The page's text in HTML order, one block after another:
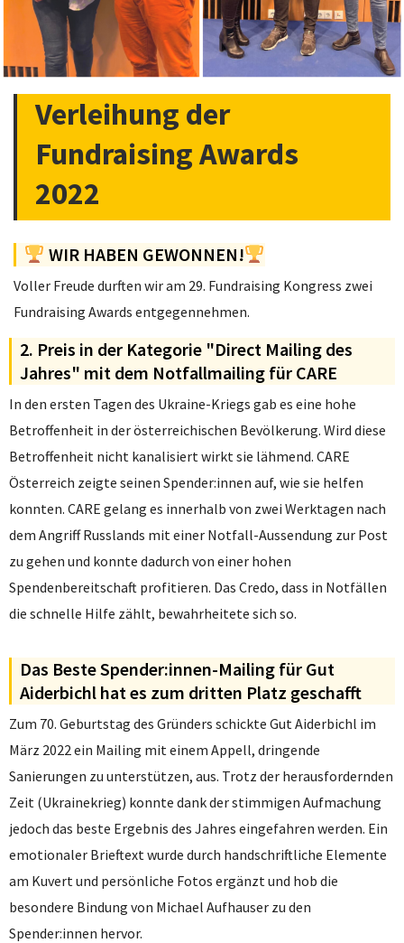
Verleihung der
Fundraising Awards
2022
WIR HABEN GEWONNEN!
Voller Freude durften wir am 29. Fundraising Kongress zwei
Fundraising Awards entgegennehmen.
2. Preis in der Kategorie "Direct Mailing des
Jahres" mit dem Notfallmailing für CARE
In den ersten Tagen des Ukraine-Kriegs gab es eine hohe
Betroffenheit in der österreichischen Bevölkerung. Wird diese
Betroffenheit nicht kanalisiert wirkt sie lähmend. CARE
Österreich zeigte seinen Spender:innen auf, wie sie helfen
konnten. CARE gelang es innerhalb von zwei Werktagen nach
dem Angriff Russlands mit einer Notfall-Aussendung zur Post
zu gehen und konnte dadurch von einer hohen
Spendenbereitschaft profitieren. Das Credo, dass in Notfällen
die schnelle Hilfe zählt, bewahrheitete sich so.
Das Beste Spender:innen-Mailing für Gut
Aiderbichl hat es zum dritten Platz geschafft
Zum 70. Geburtstag des Gründers schickte Gut Aiderbichl im
März 2022 ein Mailing mit einem Appell, dringende
Sanierungen zu unterstützen, aus. Trotz der herausfordernden
Zeit (Ukrainekrieg) konnte dank der stimmigen Aufmachung
jedoch das beste Ergebnis des Jahres eingefahren werden. Ein
emotionaler Brieftext wurde durch handschriftliche Elemente
am Kuvert und persönliche Fotos ergänzt und hob die
besondere Bindung von Michael Aufhauser zu den
Spender:innen hervor.